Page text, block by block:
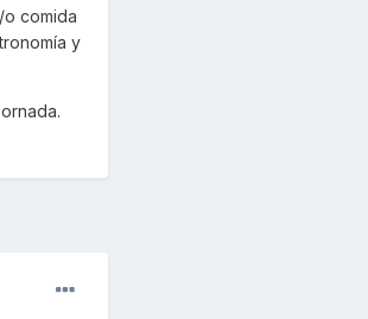
comida
y